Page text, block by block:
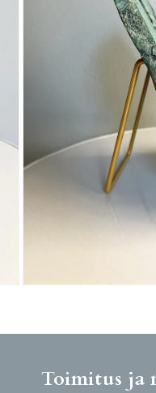
ikkunassa
Toimitus ja